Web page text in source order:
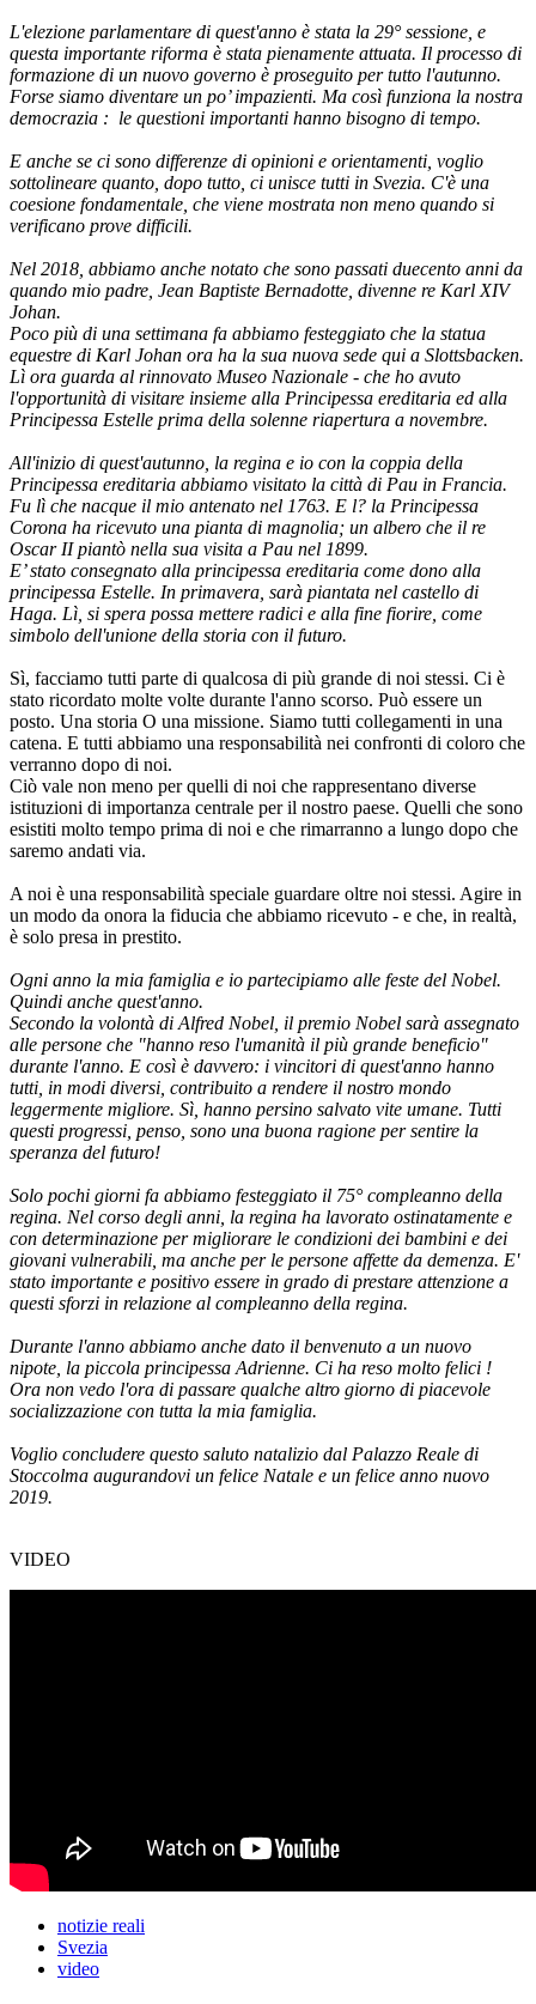
L'elezione parlamentare di quest'anno è stata la 29° sessione, e
questa importante riforma è stata pienamente attuata. Il processo di
formazione di un nuovo governo è proseguito per tutto l'autunno.
Forse siamo diventare un po’ impazienti. Ma così funziona la nostra
democrazia : le questioni importanti hanno bisogno di tempo.
E anche se ci sono differenze di opinioni e orientamenti, voglio
sottolineare quanto, dopo tutto, ci unisce tutti in Svezia. C'è una
coesione fondamentale, che viene mostrata non meno quando si
verificano prove difficili.
Nel 2018, abbiamo anche notato che sono passati duecento anni da
quando mio padre, Jean Baptiste Bernadotte, divenne re Karl XIV
Johan.
Poco più di una settimana fa abbiamo festeggiato che la statua
equestre di Karl Johan ora ha la sua nuova sede qui a Slottsbacken.
Lì ora guarda al rinnovato Museo Nazionale - che ho avuto
l'opportunità di visitare insieme alla Principessa ereditaria ed alla
Principessa Estelle prima della solenne riapertura a novembre.
All'inizio di quest'autunno, la regina e io con la coppia della
Principessa ereditaria abbiamo visitato la città di Pau in Francia.
Fu lì che nacque il mio antenato nel 1763. E l? la Principessa
Corona ha ricevuto una pianta di magnolia; un albero che il re
Oscar II piantò nella sua visita a Pau nel 1899.
E’ stato consegnato alla principessa ereditaria come dono alla
principessa Estelle. In primavera, sarà piantata nel castello di
Haga. Lì, si spera possa mettere radici e alla fine fiorire, come
simbolo dell'unione della storia con il futuro.
Sì, facciamo tutti parte di qualcosa di più grande di noi stessi. Ci è
stato ricordato molte volte durante l'anno scorso. Può essere un
posto. Una storia O una missione. Siamo tutti collegamenti in una
catena. E tutti abbiamo una responsabilità nei confronti di coloro che
verranno dopo di noi.
Ciò vale non meno per quelli di noi che rappresentano diverse
istituzioni di importanza centrale per il nostro paese. Quelli che sono
esistiti molto tempo prima di noi e che rimarranno a lungo dopo che
saremo andati via.
A noi è una responsabilità speciale guardare oltre noi stessi. Agire in
un modo da onora la fiducia che abbiamo ricevuto - e che, in realtà,
è solo presa in prestito.
Ogni anno la mia famiglia e io partecipiamo alle feste del Nobel.
Quindi anche quest'anno.
Secondo la volontà di Alfred Nobel, il premio Nobel sarà assegnato
alle persone che "hanno reso l'umanità il più grande beneficio"
durante l'anno. E così è davvero: i vincitori di quest'anno hanno
tutti, in modi diversi, contribuito a rendere il nostro mondo
leggermente migliore. Sì, hanno persino salvato vite umane. Tutti
questi progressi, penso, sono una buona ragione per sentire la
speranza del futuro!
Solo pochi giorni fa abbiamo festeggiato il 75° compleanno della
regina. Nel corso degli anni, la regina ha lavorato ostinatamente e
con determinazione per migliorare le condizioni dei bambini e dei
giovani vulnerabili, ma anche per le persone affette da demenza. E'
stato importante e positivo essere in grado di prestare attenzione a
questi sforzi in relazione al compleanno della regina.
Durante l'anno abbiamo anche dato il benvenuto a un nuovo
nipote, la piccola principessa Adrienne. Ci ha reso molto felici !
Ora non vedo l'ora di passare qualche altro giorno di piacevole
socializzazione con tutta la mia famiglia.
Voglio concludere questo saluto natalizio dal Palazzo Reale di
Stoccolma augurandovi un felice Natale e un felice anno nuovo
2019.
VIDEO
notizie reali
Svezia
video